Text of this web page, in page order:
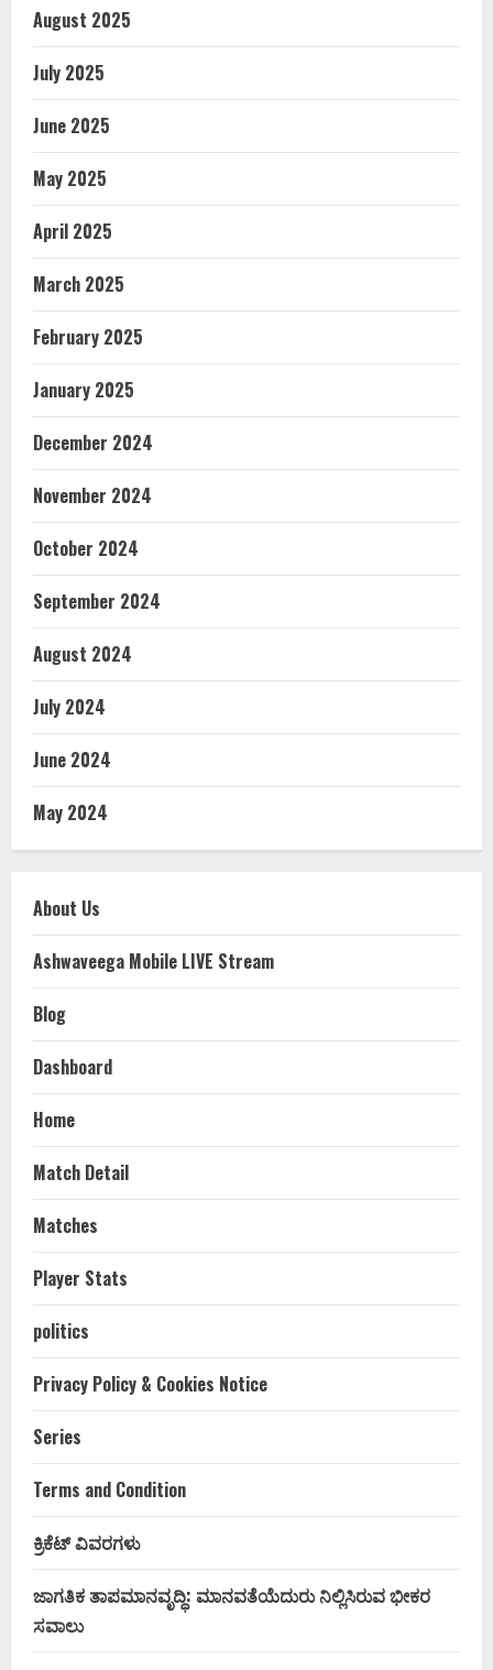
August 2025
July 2025
June 2025
May 2025
April 2025
March 2025
February 2025
January 2025
December 2024
November 2024
October 2024
September 2024
August 2024
July 2024
June 2024
May 2024
About Us
Ashwaveega Mobile LIVE Stream
Blog
Dashboard
Home
Match Detail
Matches
Player Stats
politics
Privacy Policy & Cookies Notice
Series
Terms and Condition
ಕ್ರಿಕೆಟ್ ವಿವರಗಳು
ಜಾಗತಿಕ ತಾಪಮಾನವೃದ್ಧಿ: ಮಾನವತೆಯೆದುರು ನಿಲ್ಲಿಸಿರುವ ಭೀಕರ
ಸವಾಲು